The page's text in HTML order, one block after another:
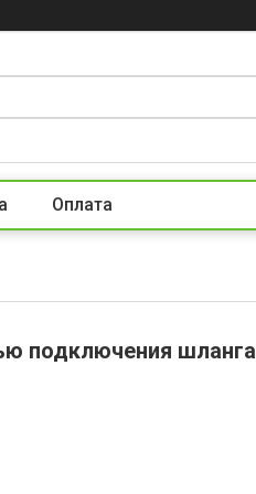
Оплата
подключения шланга